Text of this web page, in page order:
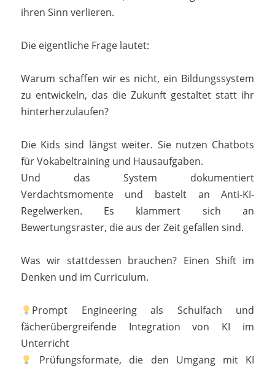
ihren Sinn verlieren.
Die eigentliche Frage lautet:
Warum schaffen wir es nicht, ein Bildungssystem
zu entwickeln, das die Zukunft gestaltet statt ihr
hinterherzulaufen?
Die Kids sind längst weiter. Sie nutzen Chatbots
für Vokabeltraining und Hausaufgaben.
Und das System dokumentiert
Verdachtsmomente und bastelt an Anti-KI-
Regelwerken. Es klammert sich an
Bewertungsraster, die aus der Zeit gefallen sind.
Was wir stattdessen brauchen? Einen Shift im
Denken und im Curriculum.
Prompt Engineering als Schulfach und
fächerübergreifende Integration von KI im
Unterricht
Prüfungsformate, die den Umgang mit KI